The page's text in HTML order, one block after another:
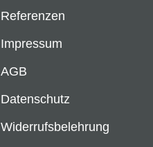
Referenzen
Impressum
AGB
Datenschutz
Widerrufsbelehrung